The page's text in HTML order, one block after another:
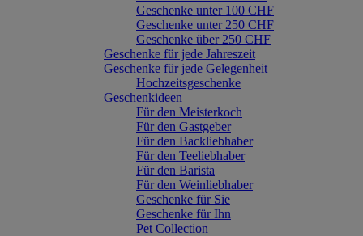
Geschenke unter 100 CHF
Geschenke unter 250 CHF
Geschenke über 250 CHF
Geschenke für jede Jahreszeit
Geschenke für jede Gelegenheit
Hochzeitsgeschenke
Geschenkideen
Für den Meisterkoch
Für den Gastgeber
Für den Backliebhaber
Für den Teeliebhaber
Für den Barista
Für den Weinliebhaber
Geschenke für Sie
Geschenke für Ihn
Pet Collection